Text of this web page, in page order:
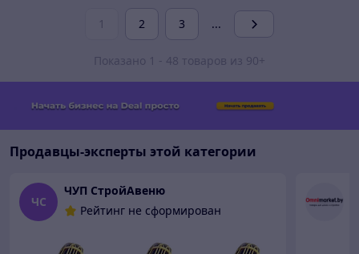
1 2 3 ...
Показано 1 - 48 товаров из 90+
Продавцы-эксперты этой категории
ЧС
ЧУП СтройАвеню
Рейтинг не сформирован